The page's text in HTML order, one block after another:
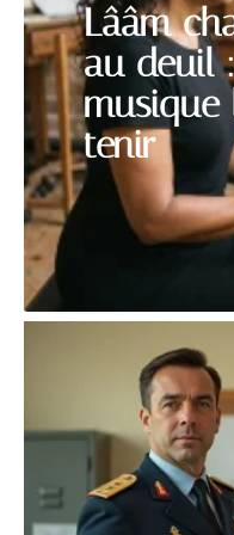
Lââm
au deuil
musique
tenir